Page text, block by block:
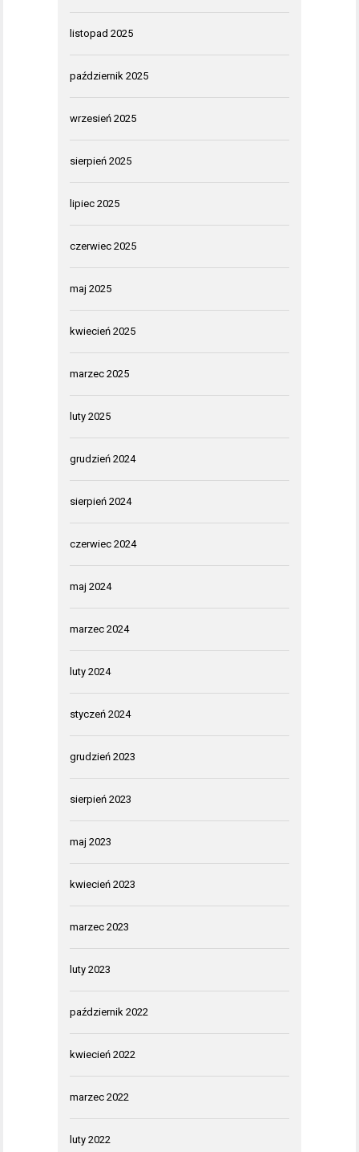
listopad 2025
październik 2025
wrzesień 2025
sierpień 2025
lipiec 2025
czerwiec 2025
maj 2025
kwiecień 2025
marzec 2025
luty 2025
grudzień 2024
sierpień 2024
czerwiec 2024
maj 2024
marzec 2024
luty 2024
styczeń 2024
grudzień 2023
sierpień 2023
maj 2023
kwiecień 2023
marzec 2023
luty 2023
październik 2022
kwiecień 2022
marzec 2022
luty 2022